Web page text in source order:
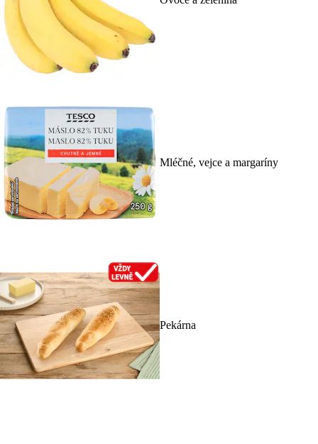
Mléčné, vejce a margaríny
Pekárna